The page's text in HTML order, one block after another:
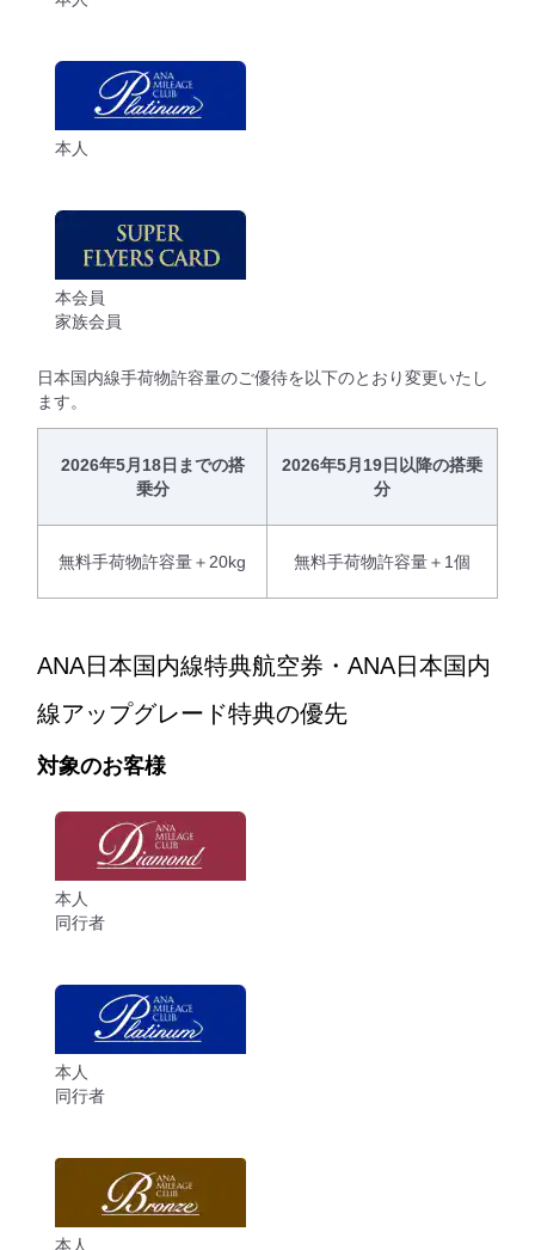
本人
本会員
家族会員
日本国内線手荷物許容量のご優待を以下のとおり変更いたし
ます。
2026年5月18日までの搭
乗分
2026年5月19日以降の搭乗
分
無料手荷物許容量＋20kg 無料手荷物許容量＋1個
ANA日本国内線特典航空券・ANA日本国内
線アップグレード特典の優先
対象のお客様
本人
同行者
本人
同行者
本人